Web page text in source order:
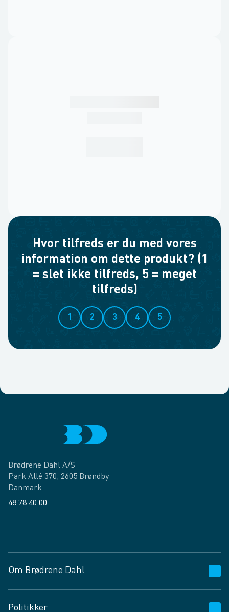
Hvor tilfreds er du med vores
information om dette produkt? (1
= slet ikke tilfreds, 5 = meget
tilfreds)
1 2 3 4 5
Brødrene Dahl A/S
Park Allé 370, 2605 Brøndby
Danmark
48 78 40 00
Om Brødrene Dahl
Politikker